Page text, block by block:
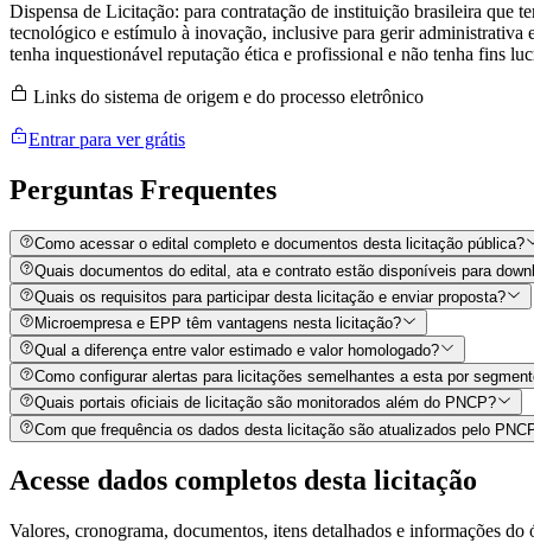
Dispensa de Licitação: para contratação de instituição brasileira que
tecnológico e estímulo à inovação, inclusive para gerir administrativa
tenha inquestionável reputação ética e profissional e não tenha fins
Links do sistema de origem e do processo eletrônico
Entrar para ver grátis
Perguntas Frequentes
Como acessar o edital completo e documentos desta licitação pública?
Quais documentos do edital, ata e contrato estão disponíveis para
Quais os requisitos para participar desta licitação e enviar proposta?
Microempresa e EPP têm vantagens nesta licitação?
Qual a diferença entre valor estimado e valor homologado?
Como configurar alertas para licitações semelhantes a esta por
Quais portais oficiais de licitação são monitorados além do PNCP?
Com que frequência os dados desta licitação são atualizados pelo
Acesse dados completos desta licitação
Valores, cronograma, documentos, itens detalhados e informações do